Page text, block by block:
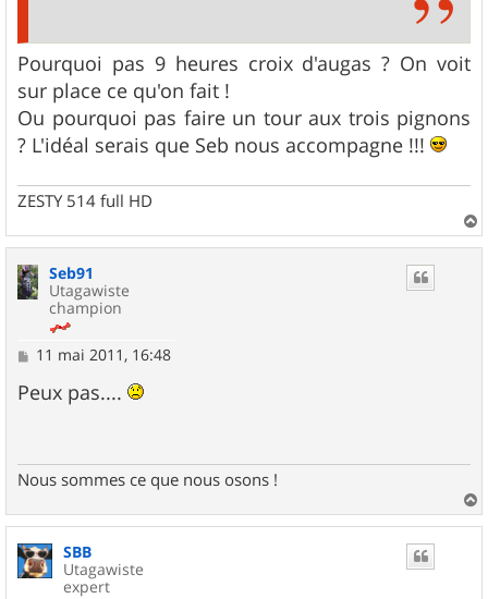
Pourquoi pas 9 heures croix d'augas ? On voit
sur place ce qu'on fait !
Ou pourquoi pas faire un tour aux trois pignons
? L'idéal serais que Seb nous accompagne !!!
ZESTY 514 full HD
a
Seb91
Utagawiste
champion
M
s
s
11 mai 2011, 16:48
Peux pas....
Nous sommes ce que nous osons !
a
SBB
Utagawiste
expert